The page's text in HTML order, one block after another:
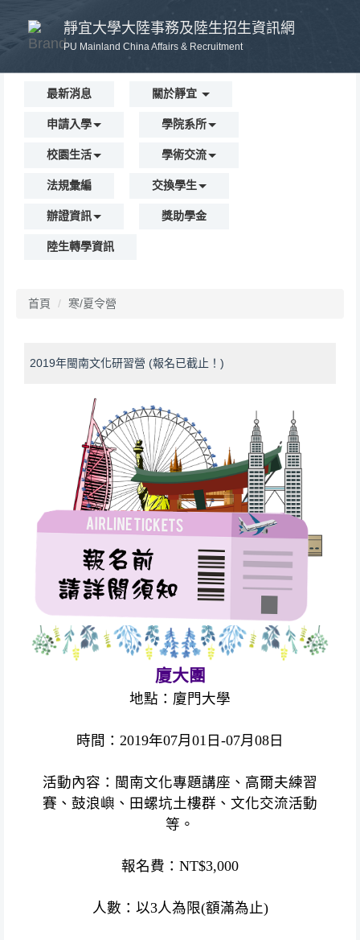
靜宜大學大陸事務及陸生招生資訊網
PU Mainland China Affairs & Recruitment
最新消息 關於靜宜
申請入學 學院系所
校園生活 學術交流
法規彙編 交換學生
辦證資訊 獎助學金
陸生轉學資訊
首頁 寒/夏令營
2019年閩南文化研習營 (報名已截止！)
廈大團
地點：廈門大學
時間：2019年07月01日-07月08日
活動內容：閩南文化專題講座、高爾夫練習
賽、鼓浪嶼、田螺坑土樓群、文化交流活動
等。
報名費：NT$3,000
人數：以3人為限(額滿為止)